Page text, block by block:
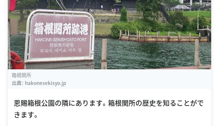
箱根関所
出典： hakonesekisyo.jp
恩賜箱根公園の隣にあります。箱根関所の歴史を知ることがで
きます。